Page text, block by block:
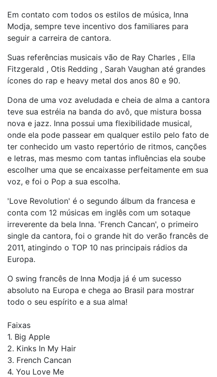
Em contato com todos os estilos de música, Inna
Modja, sempre teve incentivo dos familiares para
seguir a carreira de cantora.
Suas referências musicais vão de Ray Charles , Ella
Fitzgerald , Otis Redding , Sarah Vaughan até grandes
ícones do rap e heavy metal dos anos 80 e 90.
Dona de uma voz aveludada e cheia de alma a cantora
teve sua estréia na banda do avô, que mistura bossa
nova e jazz. Inna possui uma flexibilidade musical,
onde ela pode passear em qualquer estilo pelo fato de
ter conhecido um vasto repertório de ritmos, canções
e letras, mas mesmo com tantas influências ela soube
escolher uma que se encaixasse perfeitamente em sua
voz, e foi o Pop a sua escolha.
'Love Revolution' é o segundo álbum da francesa e
conta com 12 músicas em inglês com um sotaque
irreverente da bela Inna. 'French Cancan', o primeiro
single da cantora, foi o grande hit do verão francês de
2011, atingindo o TOP 10 nas principais rádios da
Europa.
O swing francês de Inna Modja já é um sucesso
absoluto na Europa e chega ao Brasil para mostrar
todo o seu espírito e a sua alma!
Faixas
1. Big Apple
2. Kinks In My Hair
3. French Cancan
4. You Love Me